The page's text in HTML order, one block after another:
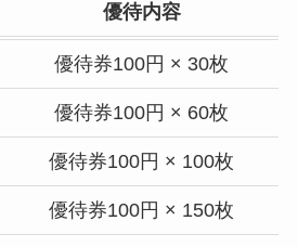
優待内容
優待券100円 × 30枚
優待券100円 × 60枚
優待券100円 × 100枚
優待券100円 × 150枚